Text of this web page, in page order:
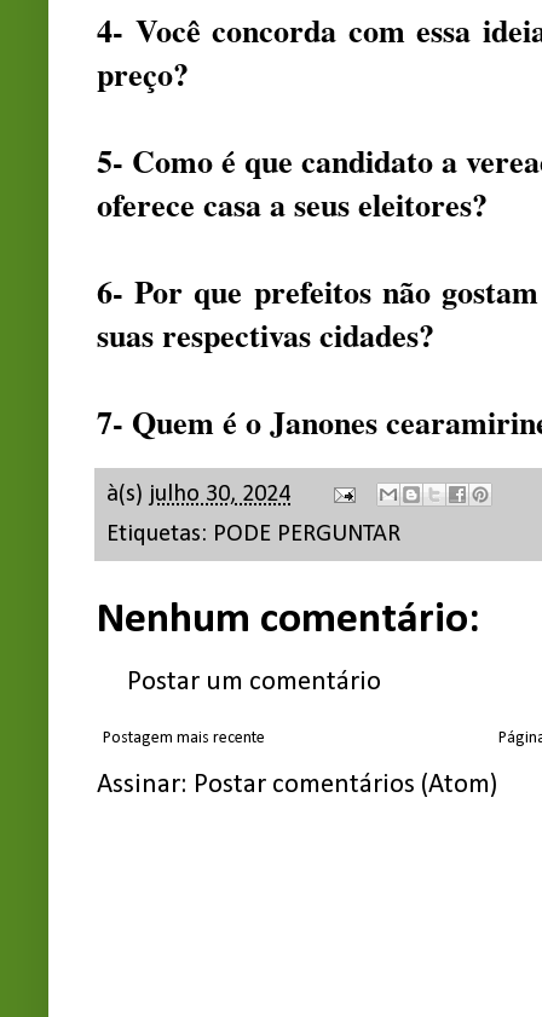
4- Você concorda com essa
preço?
5- Como é que candidato a
oferece casa a seus eleitores?
6- Por que prefeitos não
suas respectivas cidades?
7- Quem é o Janones
à(s) julho 30, 2024
Etiquetas: PODE PERGUNTAR
Nenhum comentário:
Postar um comentário
Postagem mais recente
Assinar: Postar comentários (Atom)